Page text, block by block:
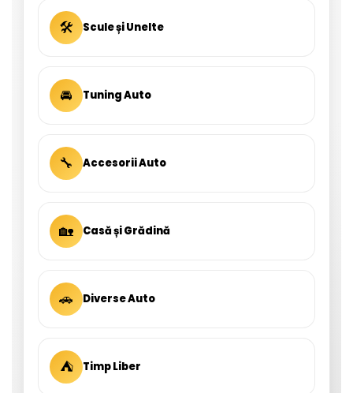
🛠 Scule și Unelte
🚘 Tuning Auto
🔧 Accesorii Auto
🏡 Casă și Grădină
🚗 Diverse Auto
⛺ Timp Liber